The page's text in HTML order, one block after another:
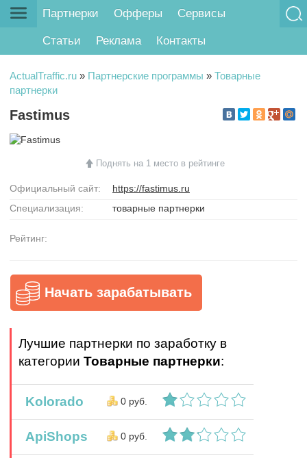
Партнерки Офферы Сервисы
Статьи Реклама Контакты
ActualTraffic.ru » Партнерские программы » Товарные
партнерки
Fastimus
Поднять на 1 место в рейтинге
Официальный сайт:
https://fastimus.ru
Специализация:
товарные партнерки
Рейтинг:
Начать зарабатывать
Лучшие партнерки по заработку в
категории Товарные партнерки:
Kolorado 0 руб.
ApiShops 0 руб.